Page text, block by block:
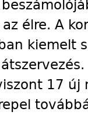
élre. A
kiemelt
17 új